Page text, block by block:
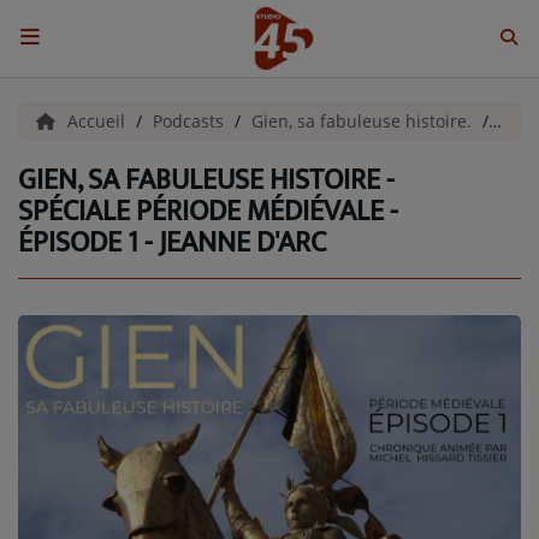
ACCUEIL
Emissions
BENJI & COMPAGNIE
GRAFFITI CINÉMA
LES ASSOCIÉS DU JOUR
LA CHRONIQUE ENVIRONNEMENTALE
LA CHRONIQUE MUSICALE
Accueil Podcasts Gien, sa fabuleuse histoire.
GIEN, SA FABULEUSE HISTOIRE -
SPÉCIALE PÉRIODE MÉDIÉVALE -
ÉPISODE 1 - JEANNE D'ARC